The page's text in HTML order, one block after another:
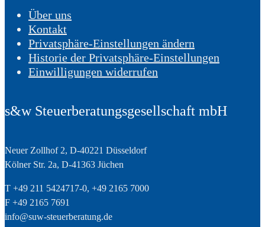
Über uns
Kontakt
Privatsphäre-Einstellungen ändern
Historie der Privatsphäre-Einstellungen
Einwilligungen widerrufen
s&w Steuerberatungsgesellschaft mbH
Neuer Zollhof 2, D-40221 Düsseldorf
Kölner Str. 2a, D-41363 Jüchen
T +49 211 5424717-0, +49 2165 7000
F +49 2165 7691
info@suw-steuerberatung.de